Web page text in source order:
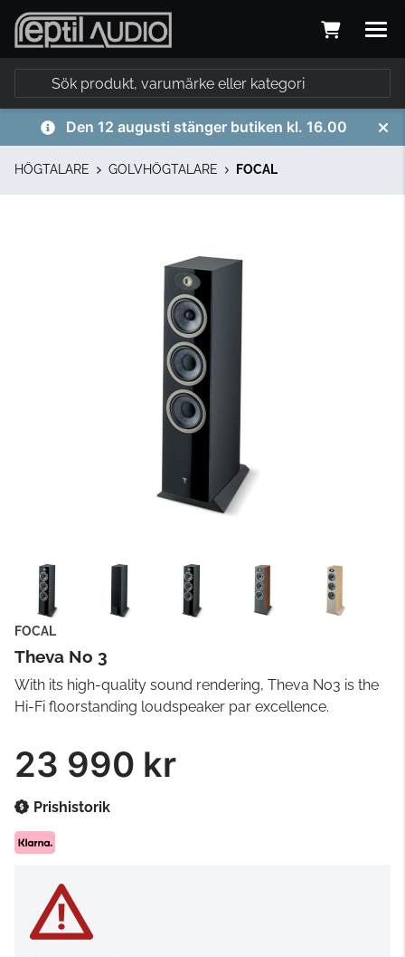
Den 12 augusti stänger butiken kl. 16.00
HÖGTALARE GOLVHÖGTALARE FOCAL
FOCAL
Theva No 3
With its high-quality sound rendering, Theva No3 is the
Hi-Fi floorstanding loudspeaker par excellence.
23 990 kr
Prishistorik